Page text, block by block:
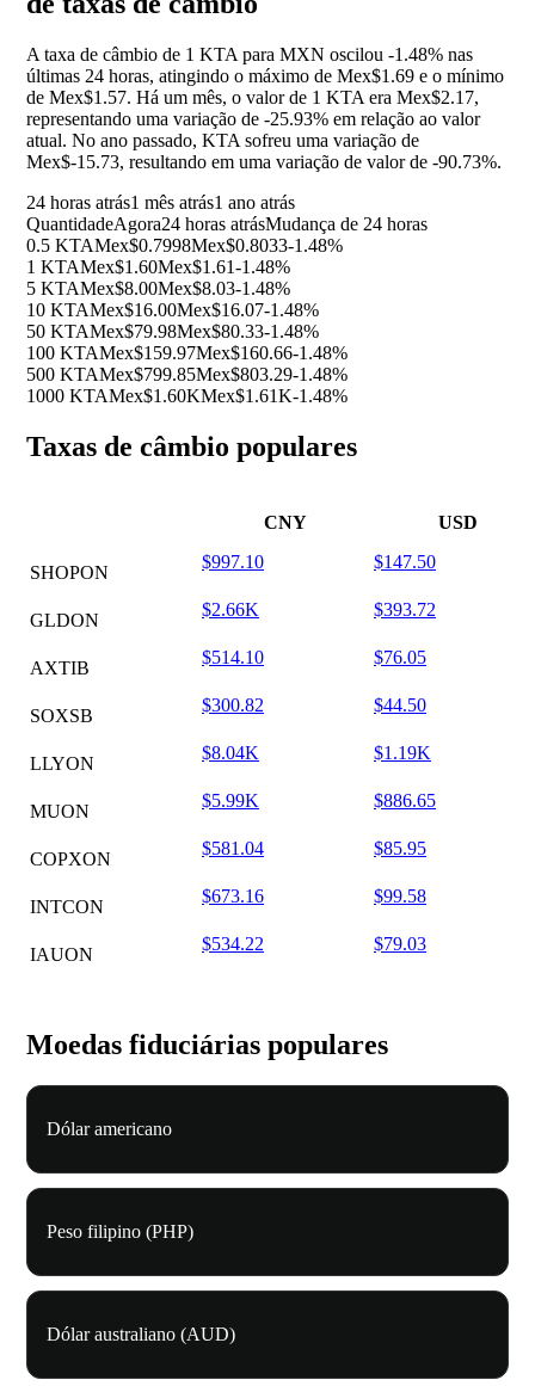
A taxa de câmbio de 1 KTA para MXN oscilou -1.48% nas
últimas 24 horas, atingindo o máximo de Mex$1.69 e o mínimo
de Mex$1.57. Há um mês, o valor de 1 KTA era Mex$2.17,
representando uma variação de -25.93% em relação ao valor
atual. No ano passado, KTA sofreu uma variação de
Mex$-15.73, resultando em uma variação de valor de -90.73%.
24 horas atrás1 mês atrás1 ano atrás
QuantidadeAgora24 horas atrásMudança de 24 horas
0.5 KTAMex$0.7998Mex$0.8033-1.48%
1 KTAMex$1.60Mex$1.61-1.48%
5 KTAMex$8.00Mex$8.03-1.48%
10 KTAMex$16.00Mex$16.07-1.48%
50 KTAMex$79.98Mex$80.33-1.48%
100 KTAMex$159.97Mex$160.66-1.48%
500 KTAMex$799.85Mex$803.29-1.48%
1000 KTAMex$1.60KMex$1.61K-1.48%
Taxas de câmbio populares
CNY USD
SHOPON
$997.10 $147.50
GLDON
$2.66K $393.72
AXTIB
$514.10 $76.05
SOXSB
$300.82 $44.50
LLYON
$8.04K $1.19K
MUON
$5.99K $886.65
COPXON
$581.04 $85.95
INTCON
$673.16 $99.58
IAUON
$534.22 $79.03
Moedas fiduciárias populares
Dólar americano
Peso filipino (PHP)
Dólar australiano (AUD)